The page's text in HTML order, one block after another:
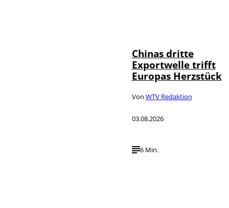
Chinas dritte
Exportwelle trifft
Europas Herzstück
Von WTV Redaktion
03.08.2026
6 Min.